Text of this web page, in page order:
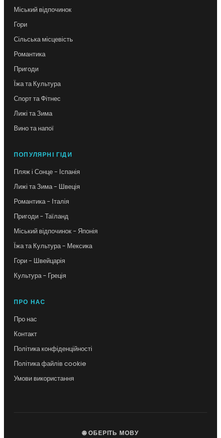
Міський відпочинок
Гори
Сільська місцевість
Романтика
Пригоди
Їжа та Культура
Спорт та Фітнес
Лижі та Зима
Вино та напої
ПОПУЛЯРНІ ГІДИ
Пляж і Сонце - Іспанія
Лижі та Зима - Швеція
Романтика - Італія
Пригоди - Таїланд
Міський відпочинок - Японія
Їжа та Культура - Мексика
Гори - Швейцарія
Культура - Греція
ПРО НАС
Про нас
Контакт
Політика конфіденційності
Політика файлів cookie
Умови використання
🌐 ОБЕРІТЬ МОВУ